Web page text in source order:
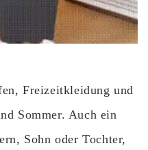
Freizeitkleidung und
Sommer. Auch ein
Sohn oder Tochter,